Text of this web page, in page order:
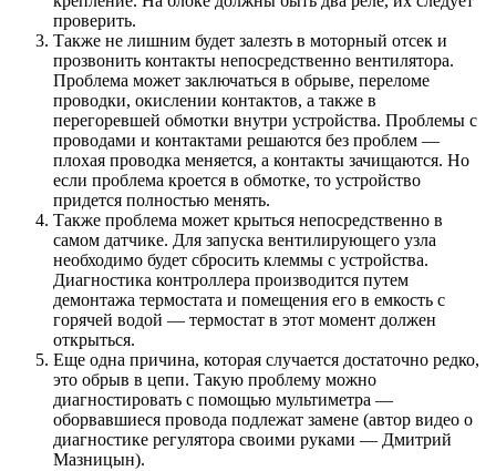
проверить.
Также не лишним будет залезть в моторный отсек и
прозвонить контакты непосредственно вентилятора.
Проблема может заключаться в обрыве, переломе
проводки, окислении контактов, а также в
перегоревшей обмотки внутри устройства. Проблемы с
проводами и контактами решаются без проблем —
плохая проводка меняется, а контакты зачищаются. Но
если проблема кроется в обмотке, то устройство
придется полностью менять.
Также проблема может крыться непосредственно в
самом датчике. Для запуска вентилирующего узла
необходимо будет сбросить клеммы с устройства.
Диагностика контроллера производится путем
демонтажа термостата и помещения его в емкость с
горячей водой — термостат в этот момент должен
открыться.
Еще одна причина, которая случается достаточно редко,
это обрыв в цепи. Такую проблему можно
диагностировать с помощью мультиметра —
оборвавшиеся провода подлежат замене (автор видео о
диагностике регулятора своими руками — Дмитрий
Мазницын).